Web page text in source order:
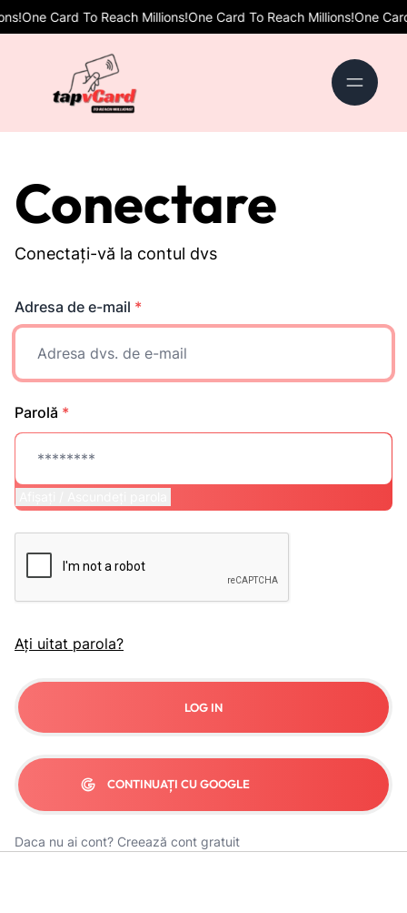
One Card To Reach Millions!One Card To Reach Millions!One Card
Conectare
Conectați-vă la contul dvs
Adresa de e-mail *
Parolă *
Ați uitat parola?
LOG IN
CONTINUAȚI CU GOOGLE
Daca nu ai cont? Creează cont gratuit